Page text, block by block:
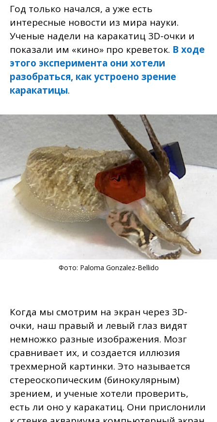
Год только начался, а уже есть
интересные новости из мира науки.
Ученые надели на каракатиц 3D-очки и
показали им «кино» про креветок. В ходе
этого эксперимента они хотели
разобраться, как устроено зрение
каракатицы.
Фото: Paloma Gonzalez-Bellido
Когда мы смотрим на экран через 3D-
очки, наш правый и левый глаз видят
немножко разные изображения. Мозг
сравнивает их, и создается иллюзия
трехмерной картинки. Это называется
стереоскопическим (бинокулярным)
зрением, и ученые хотели проверить,
есть ли оно у каракатиц. Они прислонили